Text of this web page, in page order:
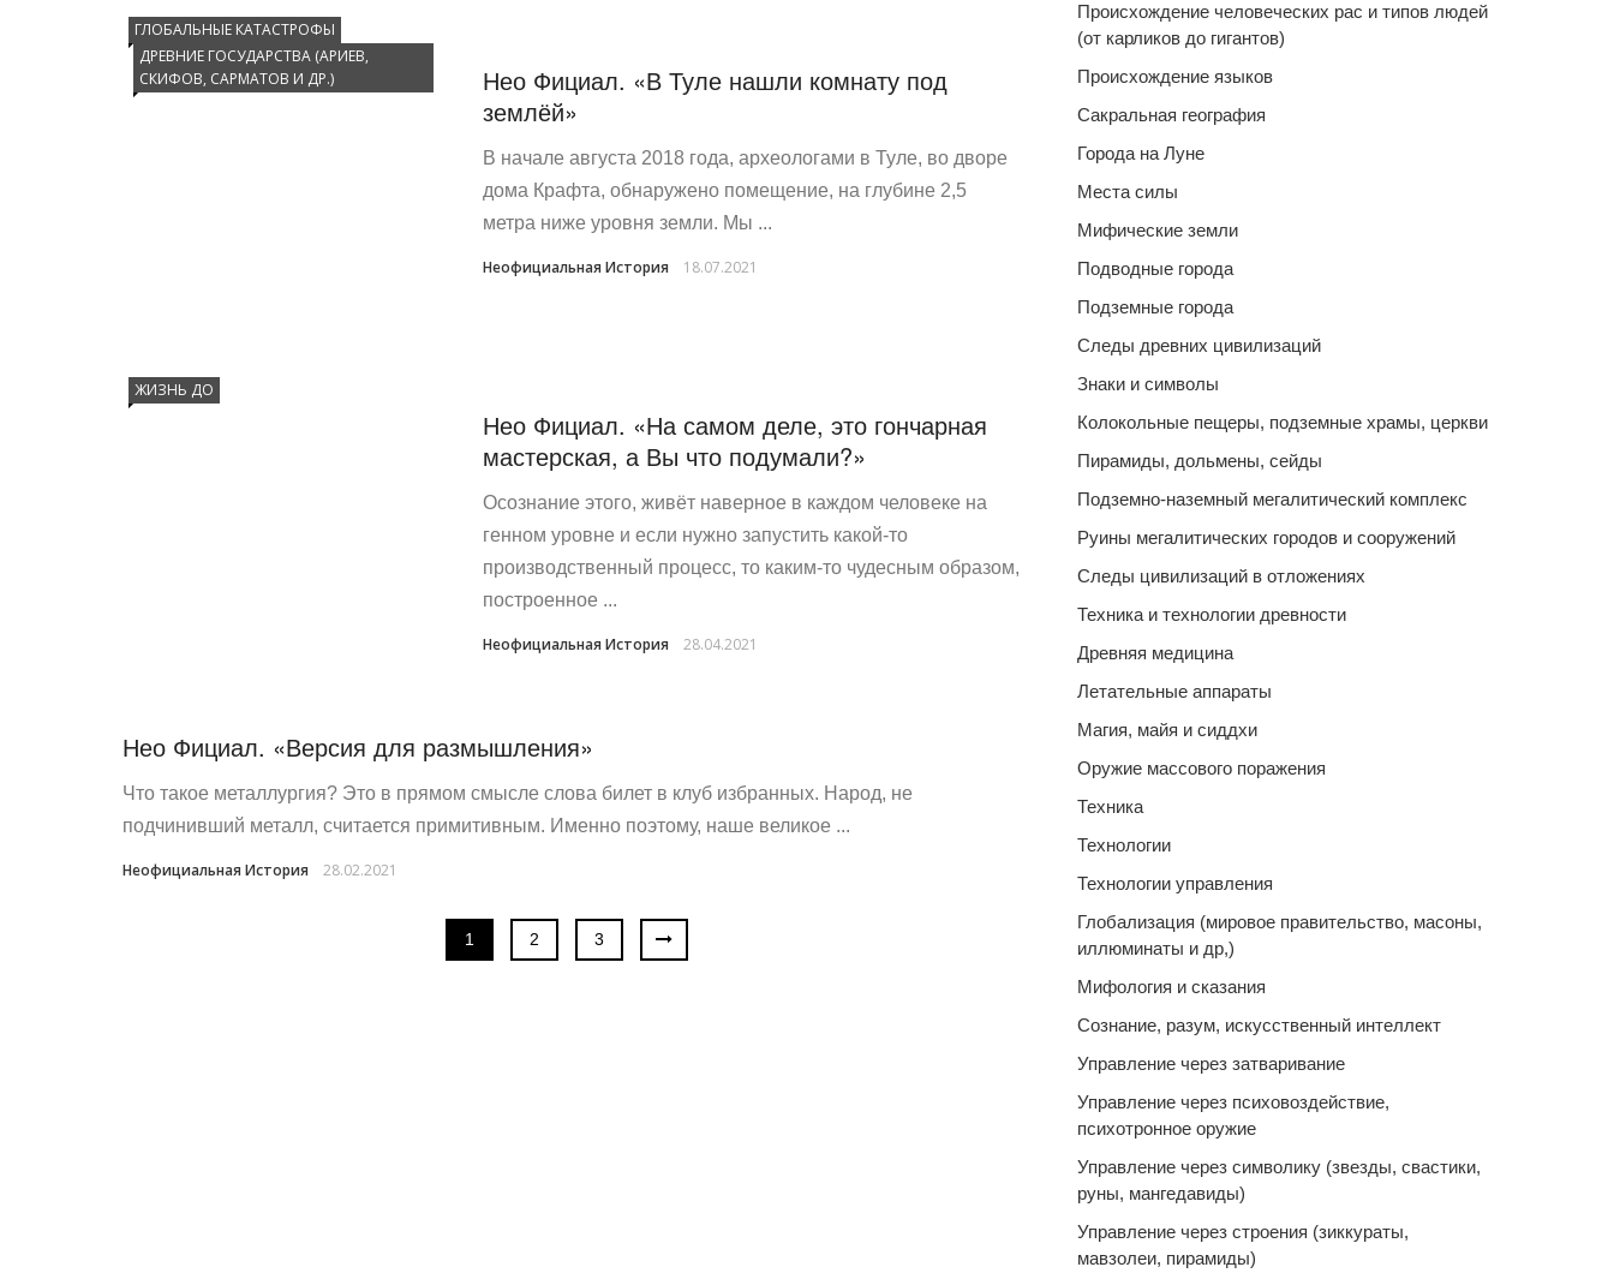
ГЛОБАЛЬНЫЕ КАТАСТРОФЫ
ДРЕВНИЕ ГОСУДАРСТВА (АРИЕВ,
СКИФОВ, САРМАТОВ И ДР.)
Нео Фициал. «В Туле нашли комнату под
землёй»
В начале августа 2018 года, археологами в Туле, во дворе
дома Крафта, обнаружено помещение, на глубине 2,5
метра ниже уровня земли. Мы ...
Неофициальная История 18.07.2021
ЖИЗНЬ ДО
Нео Фициал. «На самом деле, это гончарная
мастерская, а Вы что подумали?»
Осознание этого, живёт наверное в каждом человеке на
генном уровне и если нужно запустить какой-то
производственный процесс, то каким-то чудесным образом,
построенное ...
Неофициальная История 28.04.2021
Нео Фициал. «Версия для размышления»
Что такое металлургия? Это в прямом смысле слова билет в клуб избранных. Народ, не
подчинивший металл, считается примитивным. Именно поэтому, наше великое ...
Неофициальная История 28.02.2021
1 2 3
Происхождение человеческих рас и типов людей
(от карликов до гигантов)
Происхождение языков
Сакральная география
Города на Луне
Места силы
Мифические земли
Подводные города
Подземные города
Следы древних цивилизаций
Знаки и символы
Колокольные пещеры, подземные храмы, церкви
Пирамиды, дольмены, сейды
Подземно-наземный мегалитический комплекс
Руины мегалитических городов и сооружений
Следы цивилизаций в отложениях
Техника и технологии древности
Древняя медицина
Летательные аппараты
Магия, майя и сиддхи
Оружие массового поражения
Техника
Технологии
Технологии управления
Глобализация (мировое правительство, масоны,
иллюминаты и др,)
Мифология и сказания
Сознание, разум, искусственный интеллект
Управление через затваривание
Управление через психовоздействие,
психотронное оружие
Управление через символику (звезды, свастики,
руны, мангедавиды)
Управление через строения (зиккураты,
мавзолеи, пирамиды)